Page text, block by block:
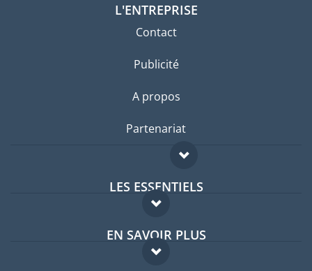
L'ENTREPRISE
Contact
Publicité
A propos
Partenariat
LES ESSENTIELS
Forum expatriés
Guides pays
EN SAVOIR PLUS
FAQ